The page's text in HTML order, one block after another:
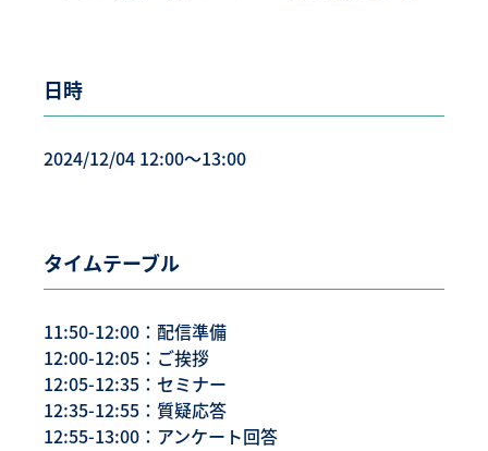
日時
2024/12/04 12:00〜13:00
タイムテーブル
11:50-12:00：配信準備
12:00-12:05：ご挨拶
12:05-12:35：セミナー
12:35-12:55：質疑応答
12:55-13:00：アンケート回答